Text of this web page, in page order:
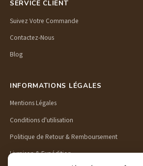
SERVICE CLIENT
Suivez Votre Commande
Contactez-Nous
Blog
INFORMATIONS LÉGALES
Mentions Légales
Conditions d'utilisation
Politique de Retour & Remboursement
Livraison & Expédition